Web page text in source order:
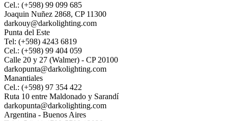
Cel.: (+598) 99 099 685
Joaquin Nuñez 2868, CP 11300
darkouy@darkolighting.com
Punta del Este
Tel: (+598) 4243 6819
Cel.: (+598) 99 404 059
Calle 20 y 27 (Walmer) - CP 20100
darkopunta@darkolighting.com
Manantiales
Cel.: (+598) 97 354 422
Ruta 10 entre Maldonado y Sarandí
darkopunta@darkolighting.com
Argentina - Buenos Aires